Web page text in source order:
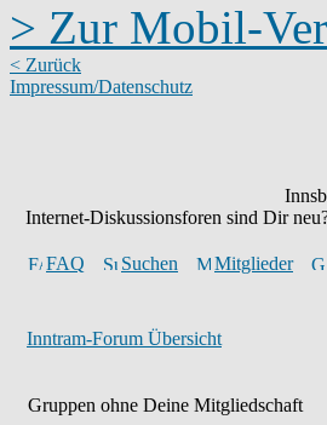
> Zur Mobil-
< Zurück
Impressum/Datenschutz
Internet-Diskussionsforen sind Dir
FAQ Suchen Mitglieder
Inntram-Forum Übersicht
Gruppen ohne Deine Mitgliedschaft